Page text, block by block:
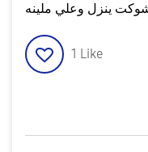
ينزل وعلي ملينه
1 Like